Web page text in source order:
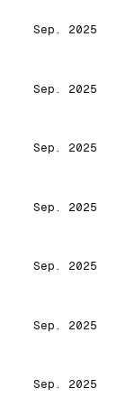
Sep. 2025
Sep. 2025
Sep. 2025
Sep. 2025
Sep. 2025
Sep. 2025
Sep. 2025